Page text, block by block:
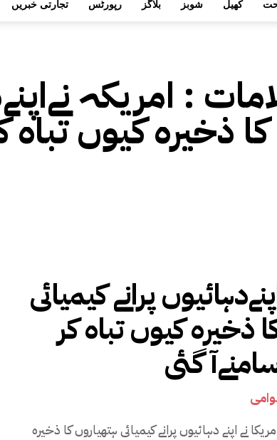
تجارتی خبریں رپورٹس بلاگز شوبز کھیل
: امریکہ
ذخیرہ کیوں
پرانے کیمیائی
ذخیرہ کیوں تباہ کر
گئی
نے اپنے دہائیوں پرانے کیمیائی ہتھیاروں کا ذخیرہ